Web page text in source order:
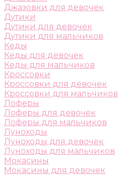
Джазовки для девочек
Дутики
Дутики для девочек
Дутики для мальчиков
Кеды
Кеды для девочек
Кеды для мальчиков
Кроссовки
Кроссовки для девочек
Кроссовки для мальчиков
Лоферы
Лоферы для девочек
Лоферы для мальчиков
Луноходы
Луноходы для девочек
Луноходы для мальчиков
Мокасины
Мокасины для девочек